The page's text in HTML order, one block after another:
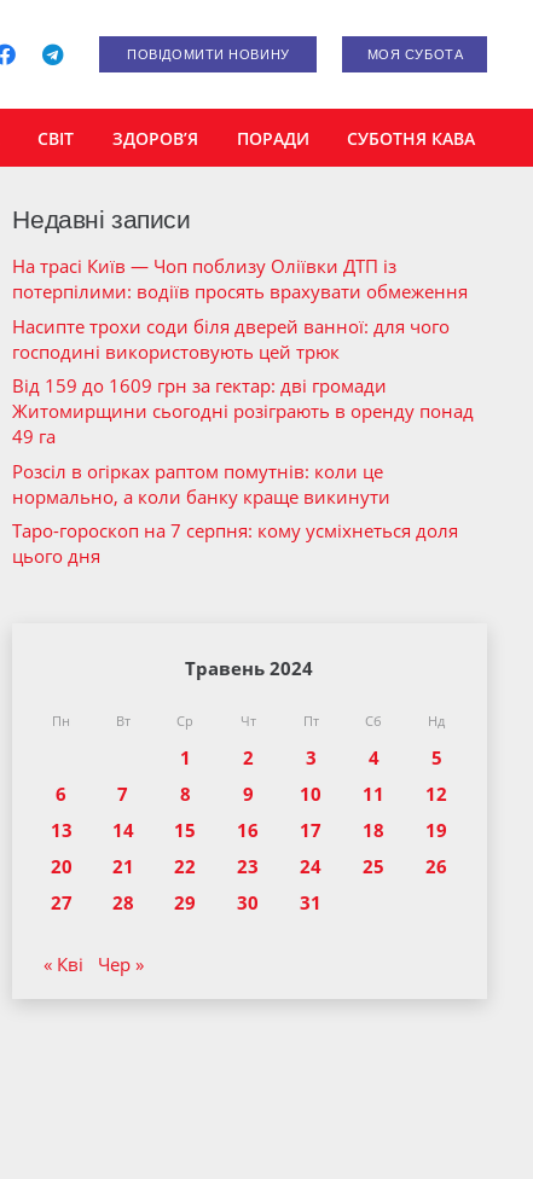
ПОВІДОМИТИ НОВИНУ МОЯ СУБОТА
СВІТ ЗДОРОВ’Я ПОРАДИ СУБОТНЯ КАВА
Недавні записи
На трасі Київ — Чоп поблизу Оліївки ДТП із
потерпілими: водіїв просять врахувати обмеження
Насипте трохи соди біля дверей ванної: для чого
господині використовують цей трюк
Від 159 до 1609 грн за гектар: дві громади
Житомирщини сьогодні розіграють в оренду понад
49 га
Розсіл в огірках раптом помутнів: коли це
нормально, а коли банку краще викинути
Таро-гороскоп на 7 серпня: кому усміхнеться доля
цього дня
Травень 2024
Пн Вт Ср Чт Пт Сб Нд
1 2 3 4
5
6
7 8 9 10 11
12
13
14 15 16 17 18
19
20
21 22 23 24 25
26
27
28 29 30 31
« Кві Чер »